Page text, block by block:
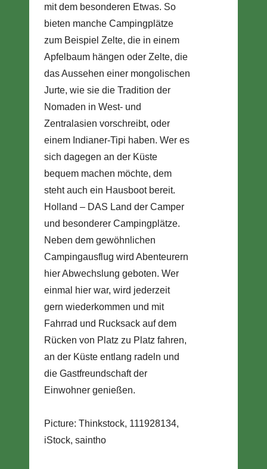
mit dem besonderen Etwas. So
bieten manche Campingplätze
zum Beispiel Zelte, die in einem
Apfelbaum hängen oder Zelte, die
das Aussehen einer mongolischen
Jurte, wie sie die Tradition der
Nomaden in West- und
Zentralasien vorschreibt, oder
einem Indianer-Tipi haben. Wer es
sich dagegen an der Küste
bequem machen möchte, dem
steht auch ein Hausboot bereit.
Holland – DAS Land der Camper
und besonderer Campingplätze.
Neben dem gewöhnlichen
Campingausflug wird Abenteurern
hier Abwechslung geboten. Wer
einmal hier war, wird jederzeit
gern wiederkommen und mit
Fahrrad und Rucksack auf dem
Rücken von Platz zu Platz fahren,
an der Küste entlang radeln und
die Gastfreundschaft der
Einwohner genießen.
Picture: Thinkstock, 111928134,
iStock, saintho